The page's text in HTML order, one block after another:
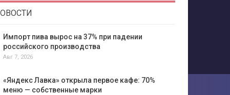
Импорт пива вырос на 37% при падении
российского производства
Авг 7, 2026
«Яндекс Лавка» открыла первое кафе: 70%
меню — собственные марки